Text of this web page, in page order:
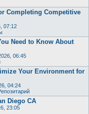
Completing Competitive
07:12
Need to Know About
06:45
Your Environment for
04:24
Diego CA
23:05